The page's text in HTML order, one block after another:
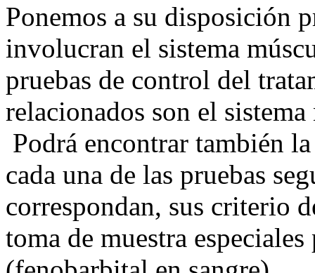
Ponemos a su disposición
involucran el sistema
pruebas de control del
relacionados son el
Podrá encontrar también
cada una de las pruebas
correspondan, sus criterio
toma de muestra